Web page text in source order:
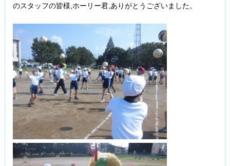
のスタッフの皆様,ホーリー君,ありがとうございました。